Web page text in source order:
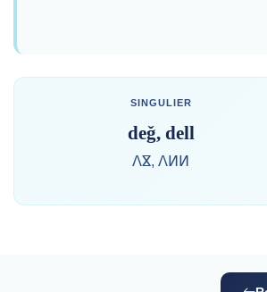
SINGULIER
deǧ, dell
ⴷⴵ, ⴷⵍⵍ